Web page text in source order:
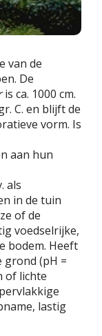
van de
De
is ca. 1000 cm.
C. en blijft de
vorm. Is
aan hun
als
in de tuin
of de
voedselrijke,
bodem. Heeft
(pH =
of lichte
lastig